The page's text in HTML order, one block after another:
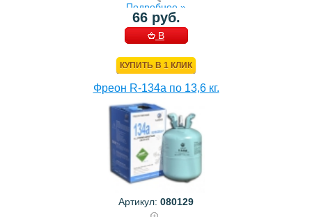
Подробнее »
66 руб.
В
КУПИТЬ В 1 КЛИК
Фреон R-134a по 13,6 кг.
Артикул: 080129